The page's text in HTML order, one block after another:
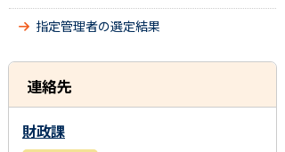
指定管理者の選定結果
連絡先
財政課